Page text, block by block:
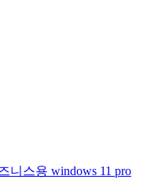
니스용 windows 11 pro